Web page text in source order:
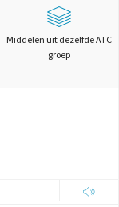
Middelen uit dezelfde ATC
groep